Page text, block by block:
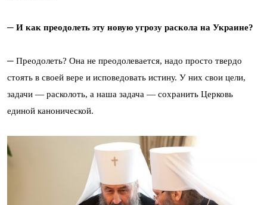
─ И как преодолеть эту новую угрозу раскола на Украине?
─ Преодолеть? Она не преодолевается, надо просто твердо
стоять в своей вере и исповедовать истину. У них свои цели,
задачи ― расколоть, а наша задача ― сохранить Церковь
единой канонической.